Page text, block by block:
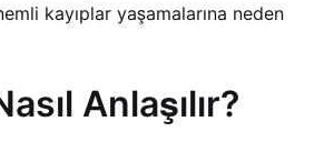
kayıplar yaşamalarına neden
Anlaşılır?